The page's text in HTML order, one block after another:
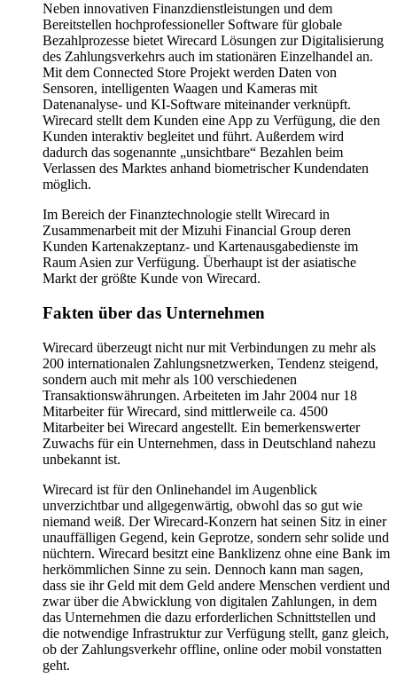
Neben innovativen Finanzdienstleistungen und dem
Bereitstellen hochprofessioneller Software für globale
Bezahlprozesse bietet Wirecard Lösungen zur Digitalisierung
des Zahlungsverkehrs auch im stationären Einzelhandel an.
Mit dem Connected Store Projekt werden Daten von
Sensoren, intelligenten Waagen und Kameras mit
Datenanalyse- und KI-Software miteinander verknüpft.
Wirecard stellt dem Kunden eine App zu Verfügung, die den
Kunden interaktiv begleitet und führt. Außerdem wird
dadurch das sogenannte „unsichtbare“ Bezahlen beim
Verlassen des Marktes anhand biometrischer Kundendaten
möglich.
Im Bereich der Finanztechnologie stellt Wirecard in
Zusammenarbeit mit der Mizuhi Financial Group deren
Kunden Kartenakzeptanz- und Kartenausgabedienste im
Raum Asien zur Verfügung. Überhaupt ist der asiatische
Markt der größte Kunde von Wirecard.
Fakten über das Unternehmen
Wirecard überzeugt nicht nur mit Verbindungen zu mehr als
200 internationalen Zahlungsnetzwerken, Tendenz steigend,
sondern auch mit mehr als 100 verschiedenen
Transaktionswährungen. Arbeiteten im Jahr 2004 nur 18
Mitarbeiter für Wirecard, sind mittlerweile ca. 4500
Mitarbeiter bei Wirecard angestellt. Ein bemerkenswerter
Zuwachs für ein Unternehmen, dass in Deutschland nahezu
unbekannt ist.
Wirecard ist für den Onlinehandel im Augenblick
unverzichtbar und allgegenwärtig, obwohl das so gut wie
niemand weiß. Der Wirecard-Konzern hat seinen Sitz in einer
unauffälligen Gegend, kein Geprotze, sondern sehr solide und
nüchtern. Wirecard besitzt eine Banklizenz ohne eine Bank im
herkömmlichen Sinne zu sein. Dennoch kann man sagen,
dass sie ihr Geld mit dem Geld andere Menschen verdient und
zwar über die Abwicklung von digitalen Zahlungen, in dem
das Unternehmen die dazu erforderlichen Schnittstellen und
die notwendige Infrastruktur zur Verfügung stellt, ganz gleich,
ob der Zahlungsverkehr offline, online oder mobil vonstatten
geht.